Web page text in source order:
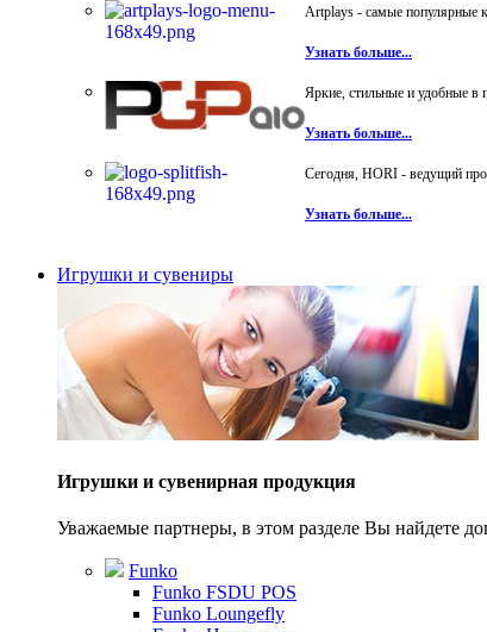
Artplays - самые популярные
Узнать больше...
Яркие, стильные и удобные в
Узнать больше...
Сегодня, HORI - ведущий
Узнать больше...
Игрушки и сувениры
Игрушки и сувенирная продукция
Уважаемые партнеры, в этом разделе Вы найдете
Funko
Funko FSDU POS
Funko Loungefly